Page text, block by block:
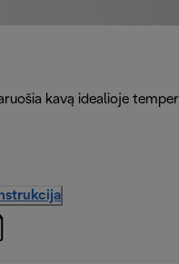
kavą idealioje